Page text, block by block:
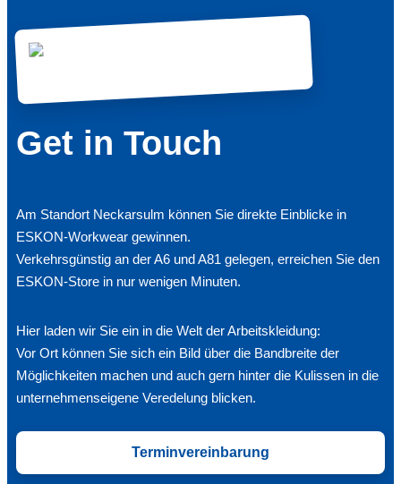
Get in Touch
Am Standort Neckarsulm können Sie direkte Einblicke in
ESKON-Workwear gewinnen.
Verkehrsgünstig an der A6 und A81 gelegen, erreichen Sie den
ESKON-Store in nur wenigen Minuten.
Hier laden wir Sie ein in die Welt der Arbeitskleidung:
Vor Ort können Sie sich ein Bild über die Bandbreite der
Möglichkeiten machen und auch gern hinter die Kulissen in die
unternehmenseigene Veredelung blicken.
Terminvereinbarung